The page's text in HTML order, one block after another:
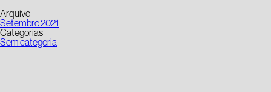
Arquivo
Setembro 2021
Categorias
Sem categoria